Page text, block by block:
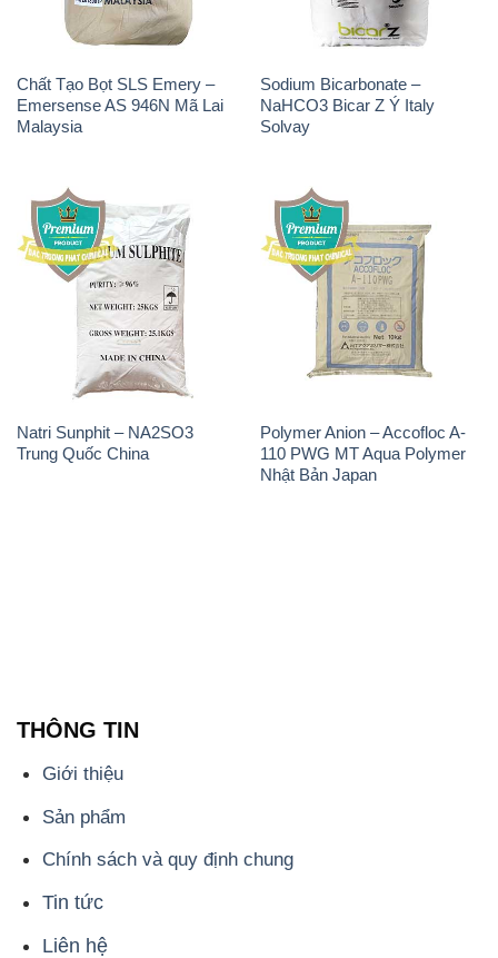
Chất Tạo Bọt SLS Emery –
Emersense AS 946N Mã Lai
Malaysia
Sodium Bicarbonate –
NaHCO3 Bicar Z Ý Italy
Solvay
Natri Sunphit – NA2SO3
Trung Quốc China
Polymer Anion – Accofloc A-
110 PWG MT Aqua Polymer
Nhật Bản Japan
THÔNG TIN
Giới thiệu
Sản phẩm
Chính sách và quy định chung
Tin tức
Liên hệ